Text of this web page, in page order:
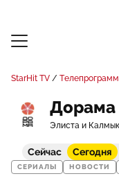
StarHit TV
Дорама
Элиста и
Сейчас Сегодня
СЕРИАЛЫ НОВОСТИ